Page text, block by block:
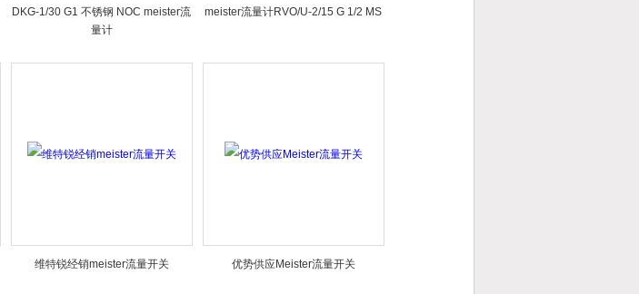
DKG-1/30 G1 不锈钢 NOC meister流
量计
meister流量计RVO/U-2/15 G 1/2 MS
维特锐经销meister流量开关 优势供应Meister流量开关